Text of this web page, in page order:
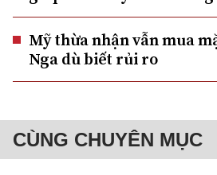
Mỹ thừa nhận vẫn mua
Nga dù biết rủi ro
CÙNG CHUYÊN MỤC